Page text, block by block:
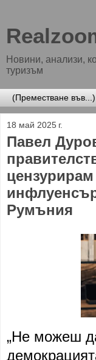
Новини, анализи,
туризъм
18 май 2025 г.
Павел
Румъния
„Не можеш